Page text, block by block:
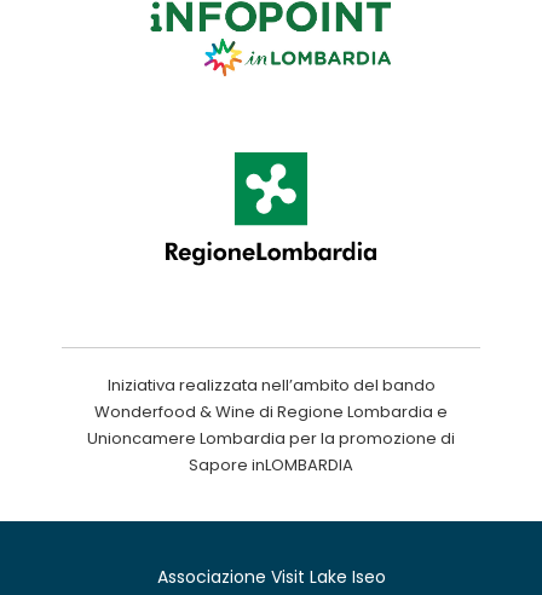
Iniziativa realizzata nell’ambito del bando
Wonderfood & Wine di Regione Lombardia e
Unioncamere Lombardia per la promozione di
Sapore inLOMBARDIA
Associazione Visit Lake Iseo